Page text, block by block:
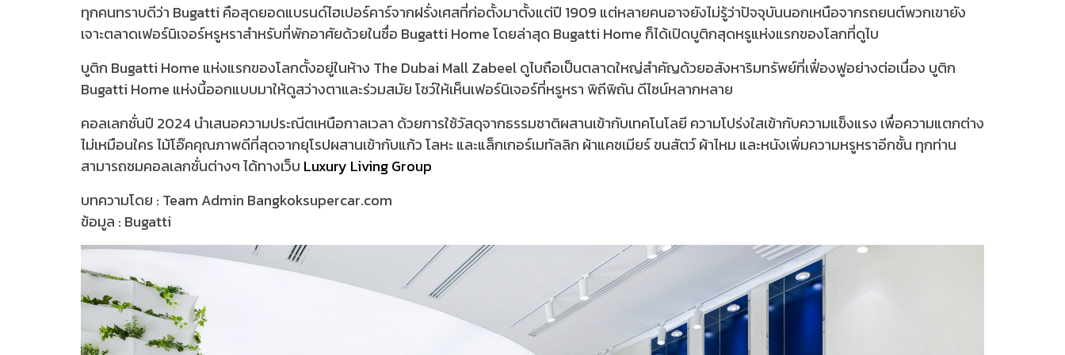
ทุกคนทราบดีว่า Bugatti คือสุดยอดแบรนด์ไฮเปอร์คาร์จากฝรั่งเศสที่ก่อตั้งมาตั้งแต่ปี 1909 แต่หลายคนอาจยังไม่รู้ว่าปัจจุบันนอกเหนือจากรถยนต์พวกเขายัง
เจาะตลาดเฟอร์นิเจอร์หรูหราสำหรับที่พักอาศัยด้วยในชื่อ Bugatti Home โดยล่าสุด Bugatti Home ก็ได้เปิดบูติกสุดหรูแห่งแรกของโลกที่ดูไบ
บูติก Bugatti Home แห่งแรกของโลกตั้งอยู่ในห้าง The Dubai Mall Zabeel ดูไบถือเป็นตลาดใหญ่สำคัญด้วยอสังหาริมทรัพย์ที่เฟื่องฟูอย่างต่อเนื่อง บูติก
Bugatti Home แห่งนี้ออกแบบมาให้ดูสว่างตาและร่วมสมัย โชว์ให้เห็นเฟอร์นิเจอร์ที่หรูหรา พิถีพิถัน ดีไซน์หลากหลาย
คอลเลกชั่นปี 2024 นำเสนอความประณีตเหนือกาลเวลา ด้วยการใช้วัสดุจากธรรมชาติผสานเข้ากับเทคโนโลยี ความโปร่งใสเข้ากับความแข็งแรง เพื่อความแตกต่าง
ไม่เหมือนใคร ไม้โอ๊คคุณภาพดีที่สุดจากยุโรปผสานเข้ากับแก้ว โลหะ และแล็กเกอร์เมทัลลิก ผ้าแคชเมียร์ ขนสัตว์ ผ้าไหม และหนังเพิ่มความหรูหราอีกชั้น ทุกท่าน
สามารถชมคอลเลกชั่นต่างๆ ได้ทางเว็บ Luxury Living Group
บทความโดย : Team Admin Bangkoksupercar.com
ข้อมูล : Bugatti